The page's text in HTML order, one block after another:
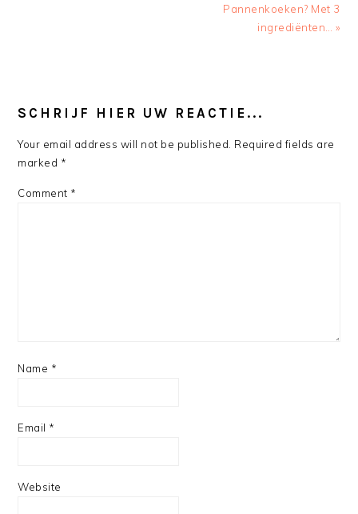
Post:
Pannenkoeken? Met 3
ingrediënten… »
INTERACTIONS
SCHRIJF HIER UW REACTIE...
Your email address will not be published. Required fields are
marked *
Comment *
Name *
Email *
Website